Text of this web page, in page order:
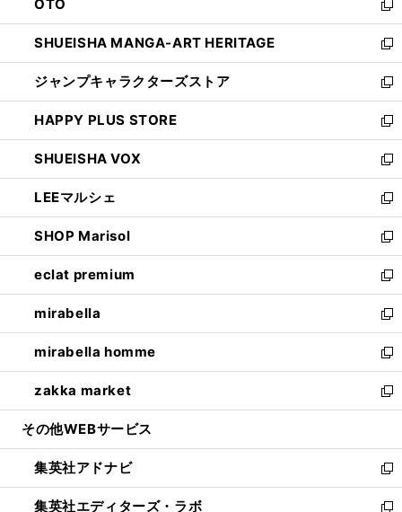
で
開
く
ド
ウ
で
開
く
OTO
新
し
い
ウ
ィ
ン
ド
ウ
で
開
く
SHUEISHA MANGA-ART HERITAGE
新
し
い
ウ
ィ
ン
ド
ウ
で
開
く
ジャンプキャラクターズストア
新
し
い
ウ
ィ
ン
ド
ウ
で
開
く
HAPPY PLUS STORE
新
し
い
ウ
ィ
ン
ド
ウ
で
開
く
SHUEISHA VOX
新
し
い
ウ
ィ
ン
ド
ウ
で
開
く
LEEマルシェ
新
し
い
ウ
ィ
ン
ド
ウ
で
開
く
SHOP Marisol
新
し
い
ウ
ィ
ン
ド
ウ
で
開
eclat premium
新
し
い
ウ
ィ
ン
ド
ウ
開
く
mirabella
新
し
い
ウ
ィ
ン
ウ
で
開
く
mirabella homme
新
し
い
ウ
ン
ド
ウ
で
zakka market
新
し
ウ
ィ
ン
ド
その他WEBサービス
集英社アドナビ
新
し
集英社エディターズ・ラボ